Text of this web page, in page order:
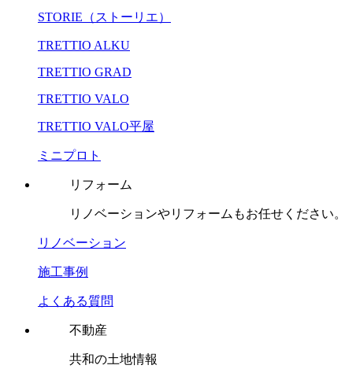
STORIE（ストーリエ）
TRETTIO ALKU
TRETTIO GRAD
TRETTIO VALO
TRETTIO VALO平屋
ミニプロト
リフォーム
リノベーションやリフォームもお任せください。
リノベーション
施工事例
よくある質問
不動産
共和の土地情報